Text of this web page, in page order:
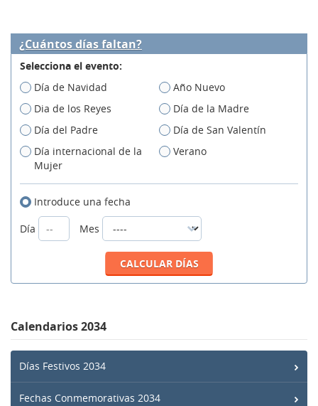
¿Cuántos días faltan?
Selecciona el evento:
Día de Navidad
Año Nuevo
Dia de los Reyes
Día de la Madre
Día del Padre
Día de San Valentín
Día internacional de la
Mujer
Verano
Introduce una fecha
Día
Mes
Calendarios 2034
Días Festivos 2034
Fechas Conmemorativas 2034